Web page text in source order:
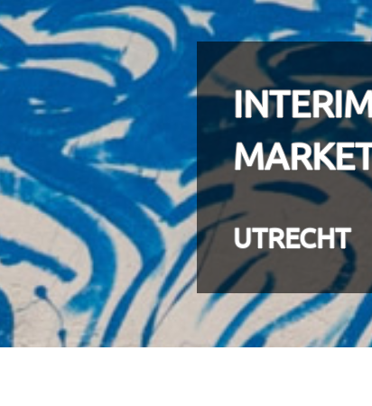
UTRECHT